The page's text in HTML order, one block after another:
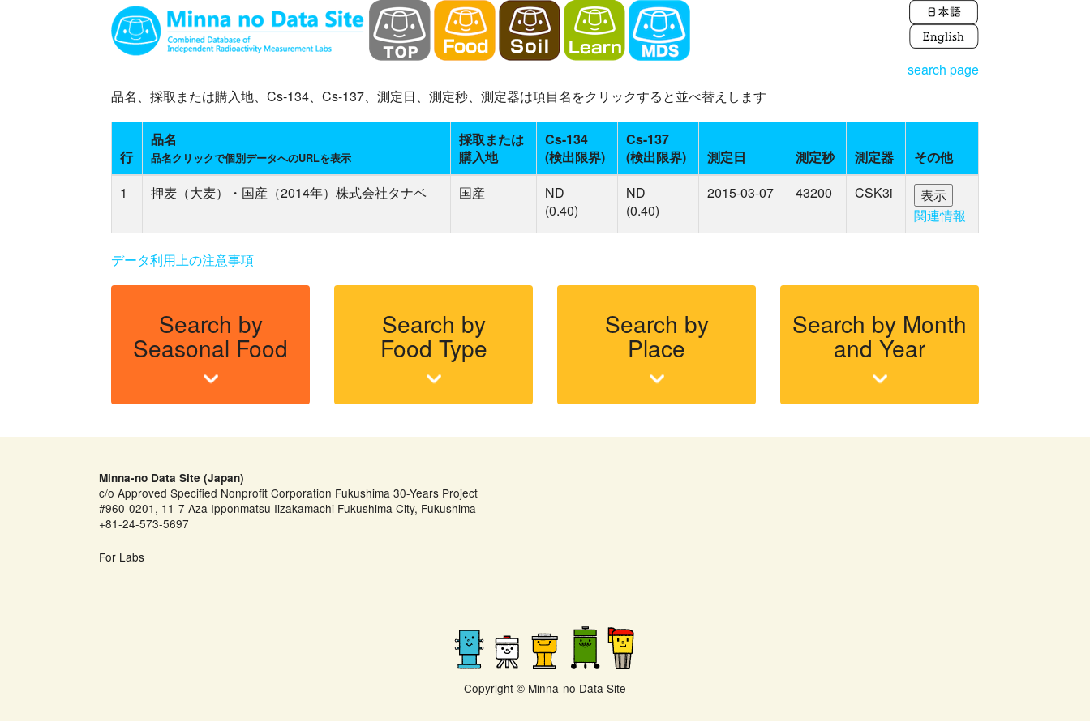
search page
品名、採取または購入地、Cs-134、Cs-137、測定日、測定秒、測定器は項目名をクリックすると並べ替えします
行
品名
品名クリックで個別データへのURLを表示
採取または
購入地
Cs-134
(検出限界)
Cs-137
(検出限界)
測定日 測定秒 測定器
その他
1
押麦（大麦）・国産（2014年）株式会社タナベ 国産
ND
(0.40)
ND
(0.40)
2015-03-07 43200
CSK3i
関連情報
データ利用上の注意事項
Search by
Seasonal Food
Search by
Food Type
Search by
Place
Search by Month
and Year
Minna-no Data Site (Japan)
c/o Approved Specified Nonprofit Corporation Fukushima 30-Years Project
#960-0201, 11-7 Aza Ipponmatsu Iizakamachi Fukushima City, Fukushima
+81-24-573-5697
For Labs
Copyright © Minna-no Data Site